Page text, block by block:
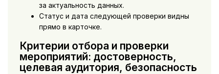
за актуальность данных.
Статус и дата следующей проверки видны
прямо в карточке.
Критерии отбора и проверки
мероприятий: достоверность,
целевая аудитория, безопасность